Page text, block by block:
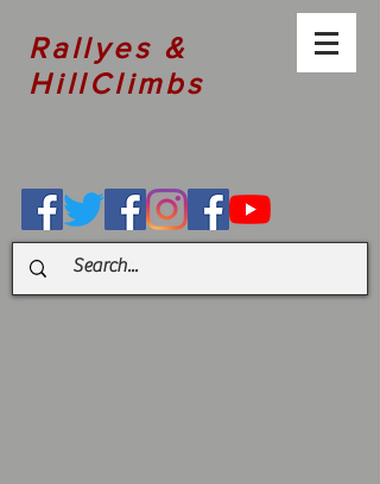
Rallyes &
HillClimbs